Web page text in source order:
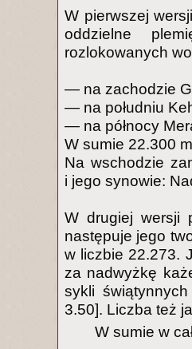
W pierwszej
oddzielne
rozlokowanych
— na zachodzie
— na południu
— na północy
W sumie 22.300
Na wschodzie
i jego synowie:
W drugiej wersji
następuje jego
w liczbie 22.273.
za nadwyżkę
sykli
3.50]. Liczba też
W sumie w